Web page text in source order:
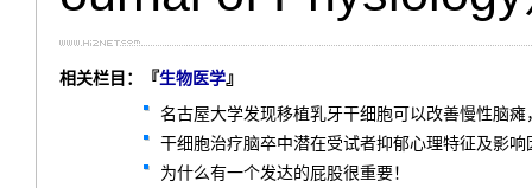
相关栏目：『生物医学』
名古屋大学发现移植乳牙干细胞可以改善慢性脑
干细胞治疗脑卒中潜在受试者抑郁心理特征及影
为什么有一个发达的屁股很重要！